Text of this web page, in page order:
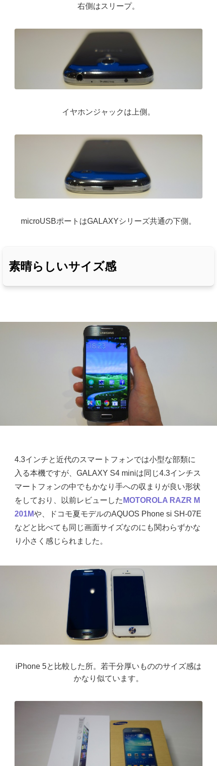
右側はスリープ。
イヤホンジャックは上側。
microUSBポートはGALAXYシリーズ共通の下側。
素晴らしいサイズ感
4.3インチと近代のスマートフォンでは小型な部類に
入る本機ですが、GALAXY S4 miniは同じ4.3インチス
マートフォンの中でもかなり手への収まりが良い形状
をしており、以前レビューした MOTOROLA RAZR M
201Mや、ドコモ夏モデルのAQUOS Phone si SH-07E
などと比べても同じ画面サイズなのにも関わらずかな
り小さく感じられました。
iPhone 5と比較した所。若干分厚いもののサイズ感は
かなり似ています。